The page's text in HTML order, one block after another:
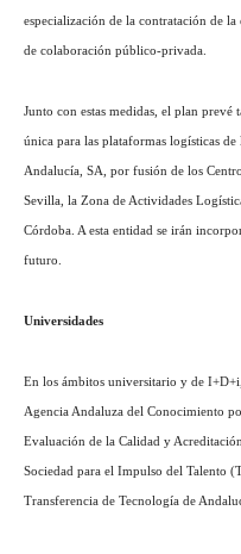
especialización de la contratación de
de colaboración público-privada.
Junto con estas medidas, el plan
única para las plataformas logísticas
Andalucía, SA, por fusión de los
Sevilla, la Zona de Actividades
Córdoba. A esta entidad se irán
futuro.
Universidades
En los ámbitos universitario y de
Agencia Andaluza del Conocimiento
Evaluación de la Calidad y
Sociedad para el Impulso del Talento
Transferencia de Tecnología de